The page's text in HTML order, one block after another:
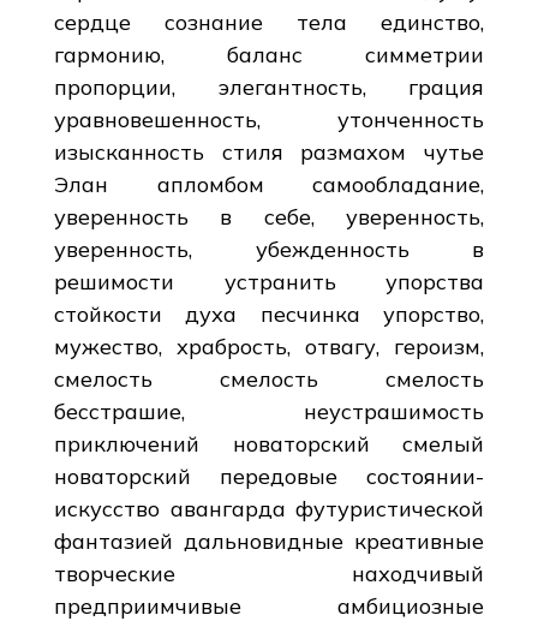
сердце сознание тела единство,
гармонию, баланс симметрии
пропорции, элегантность, грация
уравновешенность, утонченность
изысканность стиля размахом чутье
Элан апломбом самообладание,
уверенность в себе, уверенность,
уверенность, убежденность в
решимости устранить упорства
стойкости духа песчинка упорство,
мужество, храбрость, отвагу, героизм,
смелость смелость смелость
бесстрашие, неустрашимость
приключений новаторский смелый
новаторский передовые состоянии-
искусство авангарда футуристической
фантазией дальновидные креативные
творческие находчивый
предприимчивые амбициозные